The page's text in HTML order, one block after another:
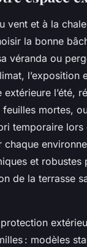
vent et à la
la bonne
véranda ou
l’exposition
l’été,
mortes,
temporaire
chaque
et robustes
de la terrasse
: modèles